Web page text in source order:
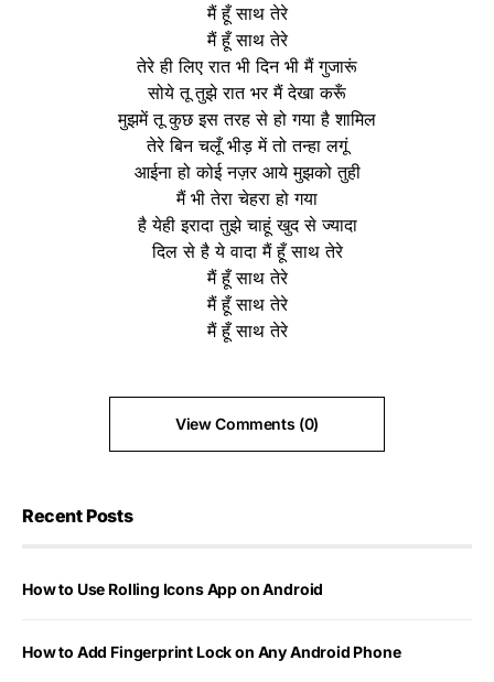
मैं हूँ साथ तेरे
मैं हूँ साथ तेरे
तेरे ही लिए रात भी दिन भी मैं गुजारूं
सोये तू तुझे रात भर मैं देखा करूँ
मुझमें तू कुछ इस तरह से हो गया है शामिल
तेरे बिन चलूँ भीड़ में तो तन्हा लगूं
आईना हो कोई नज़र आये मुझको तुही
मैं भी तेरा चेहरा हो गया
है येही इरादा तुझे चाहूं खुद से ज्यादा
दिल से है ये वादा मैं हूँ साथ तेरे
मैं हूँ साथ तेरे
मैं हूँ साथ तेरे
मैं हूँ साथ तेरे
View Comments (0)
Recent Posts
How to Use Rolling Icons App on Android
How to Add Fingerprint Lock on Any Android Phone